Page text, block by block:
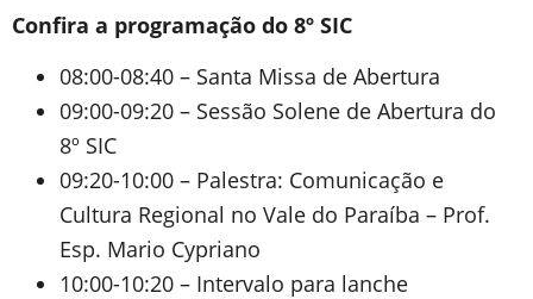
Confira a programação do 8º SIC
08:00-08:40 – Santa Missa de Abertura
09:00-09:20 – Sessão Solene de Abertura do
8º SIC
09:20-10:00 – Palestra: Comunicação e
Cultura Regional no Vale do Paraíba – Prof.
Esp. Mario Cypriano
10:00-10:20 – Intervalo para lanche